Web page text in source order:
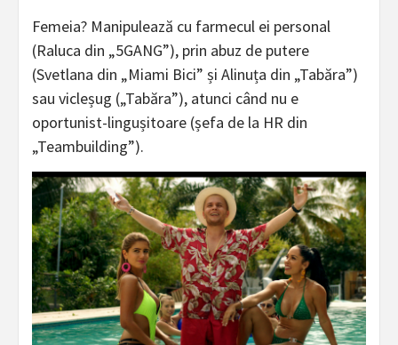
Femeia? Manipulează cu farmecul ei personal
(Raluca din „5GANG”), prin abuz de putere
(Svetlana din „Miami Bici” și Alinuța din „Tabăra”)
sau vicleșug („Tabăra”), atunci când nu e
oportunist-lingușitoare (șefa de la HR din
„Teambuilding”).